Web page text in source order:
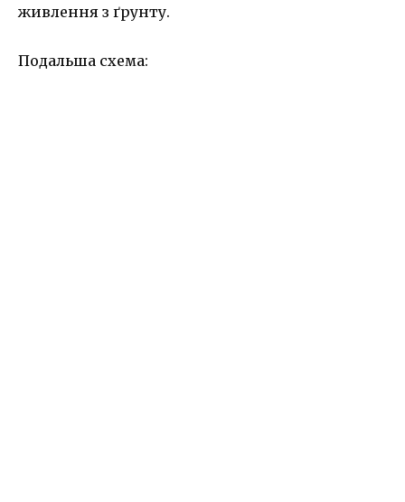
живлення з ґрунту.
Подальша схема: